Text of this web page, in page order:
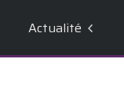
Actualité